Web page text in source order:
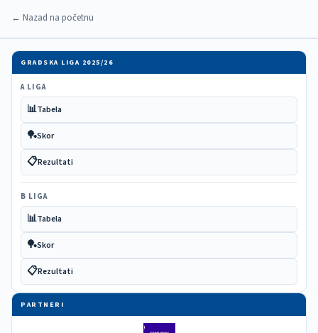
← Nazad na početnu
GRADSKA LIGA 2025/26
A LIGA
📊Tabela
🏓Skor
📋Rezultati
B LIGA
📊Tabela
🏓Skor
📋Rezultati
PARTNERI